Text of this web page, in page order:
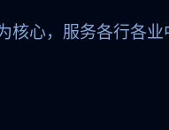
核心，服务各行各